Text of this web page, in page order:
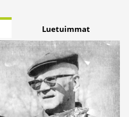
Luetuimmat